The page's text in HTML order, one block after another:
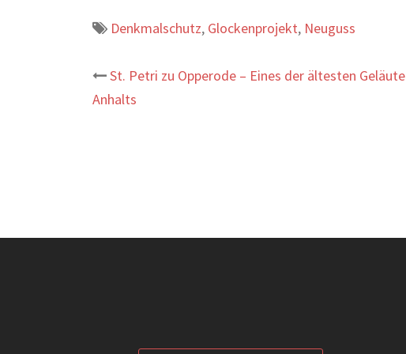
Denkmalschutz, Glockenprojekt, Neuguss
Beitrags-
Navigation
St. Petri zu Opperode – Eines der ältesten Geläute
Anhalts